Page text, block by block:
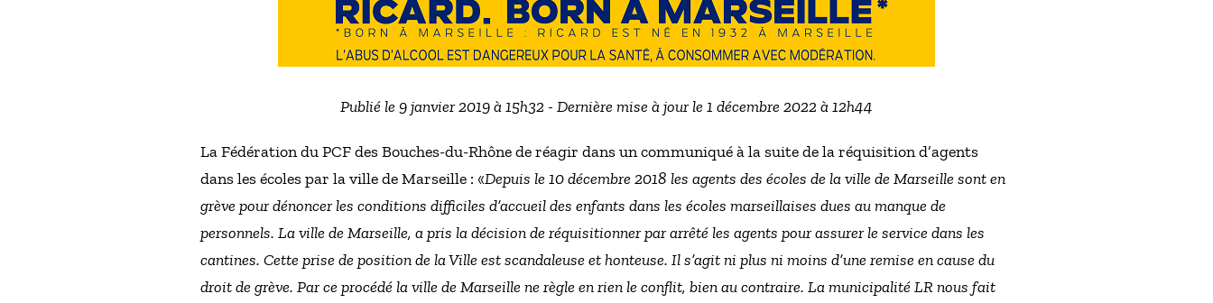
Publié le 9 janvier 2019 à 15h32 - Dernière mise à jour le 1 décembre 2022 à 12h44
La Fédération du PCF des Bouches-du-Rhône de réagir dans un communiqué à la suite de la réquisition d’agents
dans les écoles par la ville de Marseille : «Depuis le 10 décembre 2018 les agents des écoles de la ville de Marseille sont en
grève pour dénoncer les conditions difficiles d’accueil des enfants dans les écoles marseillaises dues au manque de
personnels. La ville de Marseille, a pris la décision de réquisitionner par arrêté les agents pour assurer le service dans les
cantines. Cette prise de position de la Ville est scandaleuse et honteuse. Il s’agit ni plus ni moins d’une remise en cause du
droit de grève. Par ce procédé la ville de Marseille ne règle en rien le conflit, bien au contraire. La municipalité LR nous fait